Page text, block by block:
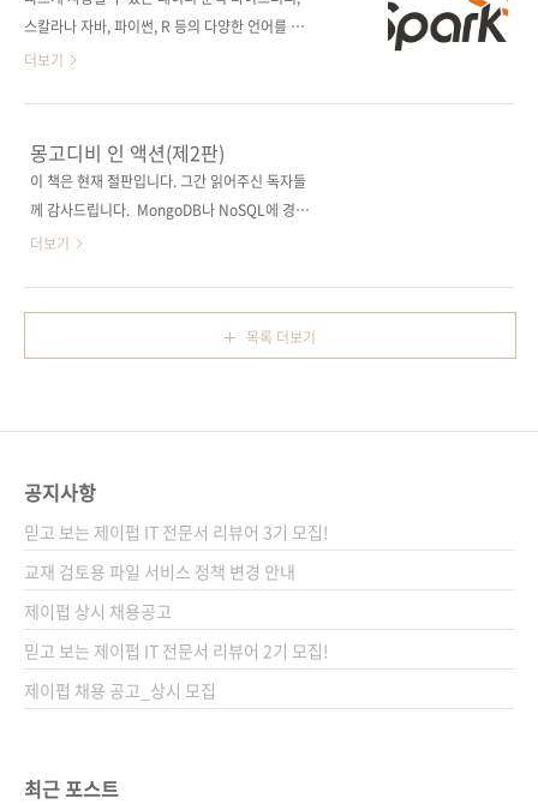
가장 하기 싫은 영역이 바로 데이터 수집과 전처
리 과정일 텐데요. (참고:
http://www.dodom..
사는 오라일리 출판사이고요. 현재 국내에 카프
는데, 그중에서 고승범 님의 《카프카, 데이터 플
랫폼의 최강자》가 가장 널리 읽히는 것 같습니
너지 효과가 있지 않을 까 싶습니다. 이 책에 담
긴 주요 내용은 다음과 같습니다. 데이터 파이프
라인 시스템 및 카프카의 핵심 개념을 이해하고,
카프카를 설치하..
스칼라나 자바, 파이썬, R 등의 다양한 언어를 지
원하며, 이들 언어와 데이터베이스에 대한 기본
(Apache Spark)를 이용하고 있는 것 같습니다.
애플이나 페이스북과 같은 거대 IT 기업은 물론,
관공서나 유수의 금융/통신 업체들에서도 이용
하려는 회사에 맞게 자유롭게 아파치 기반의 분
석 인프라룰 구현할 수 있다는 것도 큰 장점인 것
같습니다. 그래서 저희 제이펍도 스파크의 가능
성을 보고 스파크의 창시자인 마테이 자하리아
는데요. ..
더보기
몽고디비 인 액션(제2판)
이 책은 현재 절판입니다. 그간 읽어주신 독자들
께 감사드립니다. MongoDB나 NoSQL에 경험
없는 개발자를 위한 쉽고 실전적인 입문서!빅 데
번가] [반디앤루니스] [알라딘] [예스이십사] [인
터파크] 전자책 구매 사이트(가나다순)[교보문
9781617291609)저자명 카일 뱅커, 피터 배컴,
숀 버크, 덕 개릿, 팀 호킨스역자명 김인범출판일
2018년 5월 17일페이지 584쪽시리즈
I♥Cloud 1..
더보기
목록 더보기
공지사항
믿고 보는 제이펍 IT 전문서 리뷰어 3기 모집!
교재 검토용 파일 서비스 정책 변경 안내
제이펍 상시 채용공고
믿고 보는 제이펍 IT 전문서 리뷰어 2기 모집!
제이펍 채용 공고_상시 모집
최근 포스트